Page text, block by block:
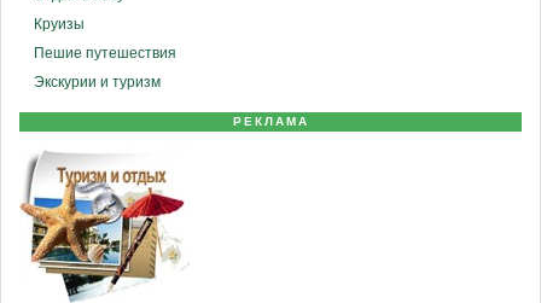
Круизы
Пешие путешествия
Экскурии и туризм
РЕКЛАМА